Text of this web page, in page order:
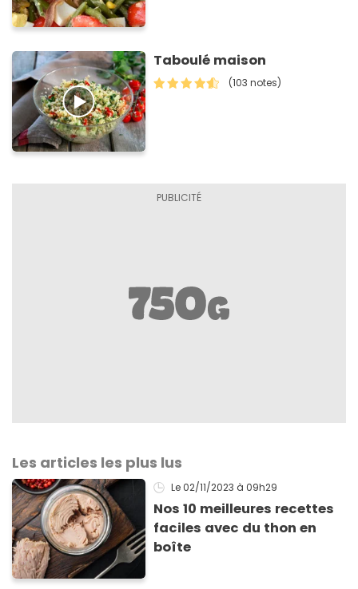
Taboulé maison
(103 notes)
Les articles les plus lus
Le 02/11/2023 à 09h29
Nos 10 meilleures recettes
faciles avec du thon en
boîte